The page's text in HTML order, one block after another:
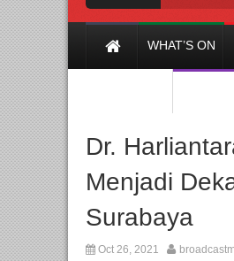
WHAT’S ON
Dr.
Menjadi
Surabaya
Oct 26, 2021